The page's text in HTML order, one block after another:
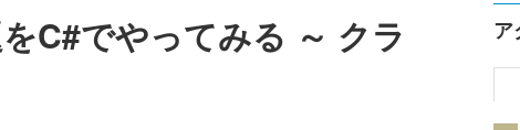
C#でやってみる ～ クラ
ア